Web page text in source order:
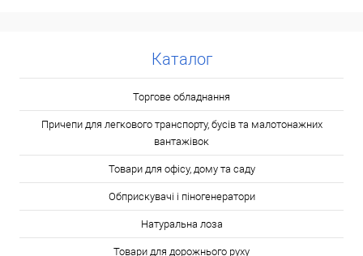
Каталог
Торгове обладнання
Причепи для легкового транспорту, бусів та малотонажних
вантажівок
Товари для офісу, дому та саду
Обприскувачі і піногенератори
Натуральна лоза
Товари для дорожнього руху